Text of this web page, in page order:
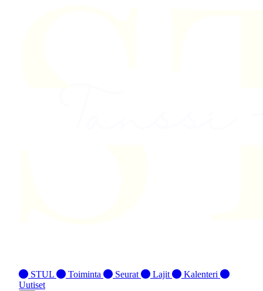
STUL Toiminta Seurat Lajit
Kalenteri
Uutiset